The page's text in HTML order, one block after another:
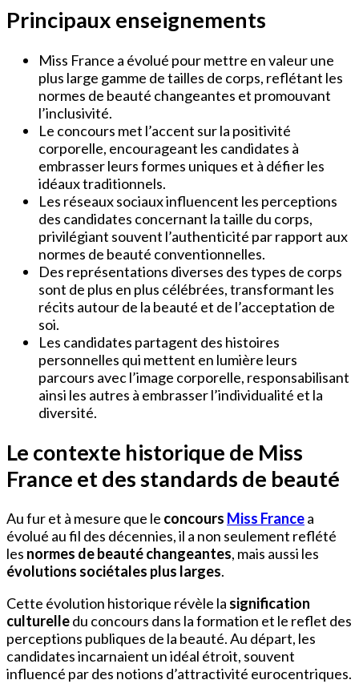
Principaux enseignements
Miss France a évolué pour mettre en valeur une
plus large gamme de tailles de corps, reflétant les
normes de beauté changeantes et promouvant
l’inclusivité.
Le concours met l’accent sur la positivité
corporelle, encourageant les candidates à
embrasser leurs formes uniques et à défier les
idéaux traditionnels.
Les réseaux sociaux influencent les perceptions
des candidates concernant la taille du corps,
privilégiant souvent l’authenticité par rapport aux
normes de beauté conventionnelles.
Des représentations diverses des types de corps
sont de plus en plus célébrées, transformant les
récits autour de la beauté et de l’acceptation de
soi.
Les candidates partagent des histoires
personnelles qui mettent en lumière leurs
parcours avec l’image corporelle, responsabilisant
ainsi les autres à embrasser l’individualité et la
diversité.
Le contexte historique de Miss
France et des standards de beauté
Au fur et à mesure que le concours Miss Francea
évolué au fil des décennies, il a non seulement reflété
les normes de beauté changeantes, mais aussi les
évolutions sociétales plus larges.
Cette évolution historique révèle la signification
culturelledu concours dans la formation et le reflet des
perceptions publiques de la beauté. Au départ, les
candidates incarnaient un idéal étroit, souvent
influencé par des notions d’attractivité eurocentriques.